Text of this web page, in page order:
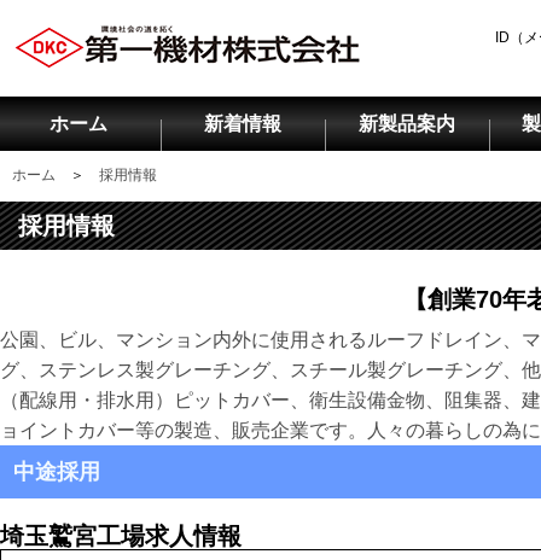
ID（
ホーム 新着情報 新製品案内
ホーム ＞ 採用情報
採用情報
【創業70
公園、ビル、マンション内外に使用されるルーフドレイン、
グ、ステンレス製グレーチング、スチール製グレーチング、
（配線用・排水用）ピットカバー、衛生設備金物、阻集器
ョイントカバー等の製造、販売企業です。人々の暮らしの為
中途採用
埼玉鷲宮工場求人情報